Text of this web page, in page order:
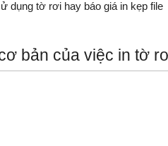
dụng tờ rơi hay báo giá in kẹp file
bản của việc in tờ